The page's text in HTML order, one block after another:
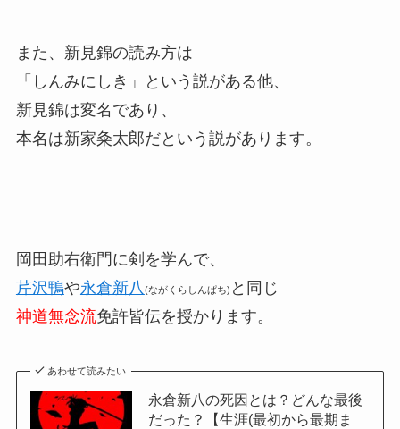
また、新見錦の読み方は
「しんみにしき」という説がある他、
新見錦は変名であり、
本名は新家粂太郎だという説があります。
岡田助右衛門に剣を学んで、
芹沢鴨や永倉新八(ながくらしんぱち) と同じ
神道無念流免許皆伝を授かります。
あわせて読みたい
永倉新八の死因とは？どんな最後
だった？【生涯(最初から最期ま